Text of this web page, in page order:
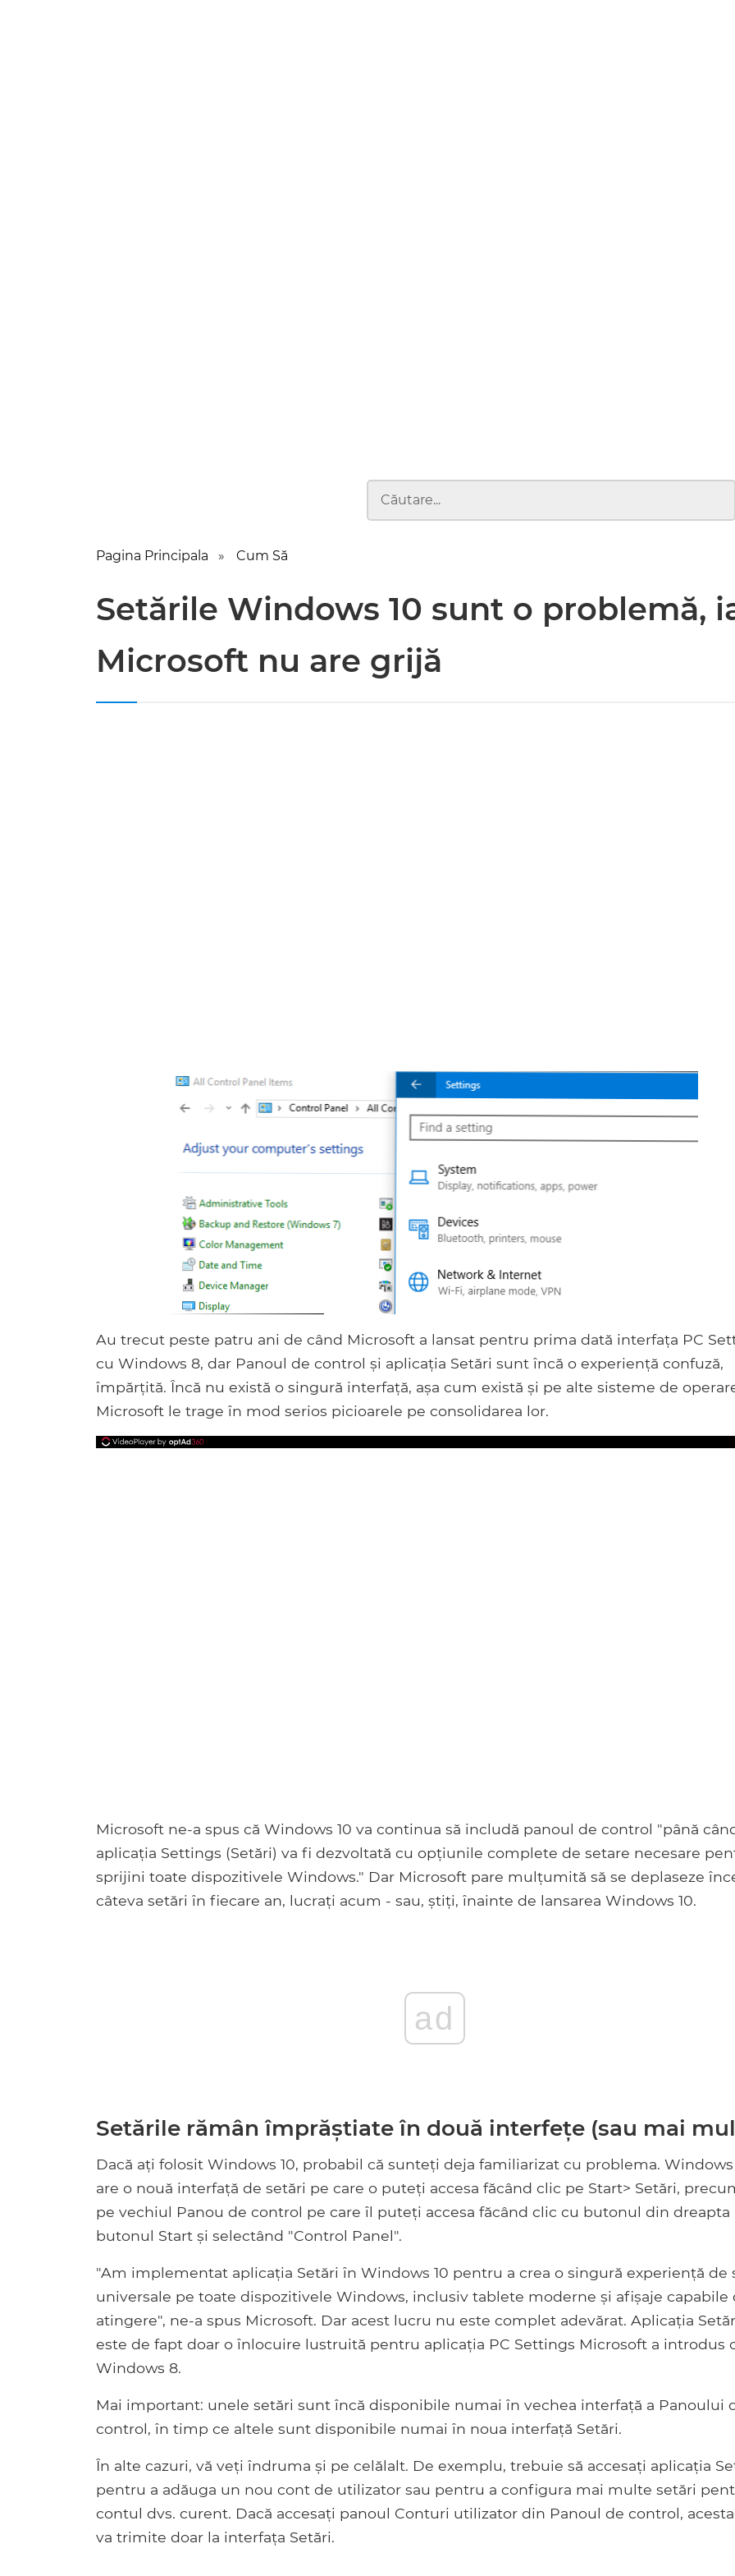
Pagina Principala Cum Să
Setările Windows 10 sunt o problemă,
Microsoft nu are grijă
Au trecut peste patru ani de când Microsoft a lansat pentru prima dată interfața PC
cu Windows 8, dar Panoul de control și aplicația Setări sunt încă o experiență confuză,
împărțită. Încă nu există o singură interfață, așa cum există și pe alte sisteme de
Microsoft le trage în mod serios picioarele pe consolidarea lor.
Microsoft ne-a spus că Windows 10 va continua să includă panoul de control "până
aplicația Settings (Setări) va fi dezvoltată cu opțiunile complete de setare necesare
sprijini toate dispozitivele Windows." Dar Microsoft pare mulțumită să se deplaseze
câteva setări în fiecare an, lucrați acum - sau, știți, înainte de lansarea Windows 10.
ad
Setările rămân împrăștiate în două interfețe (sau mai
Dacă ați folosit Windows 10, probabil că sunteți deja familiarizat cu problema. Windows
are o nouă interfață de setări pe care o puteți accesa făcând clic pe Start> Setări,
pe vechiul Panou de control pe care îl puteți accesa făcând clic cu butonul din dreapta
butonul Start și selectând "Control Panel".
"Am implementat aplicația Setări în Windows 10 pentru a crea o singură experiență de
universale pe toate dispozitivele Windows, inclusiv tablete moderne și afișaje capabile
atingere", ne-a spus Microsoft. Dar acest lucru nu este complet adevărat. Aplicația
este de fapt doar o înlocuire lustruită pentru aplicația PC Settings Microsoft a introdus
Windows 8.
Mai important: unele setări sunt încă disponibile numai în vechea interfață a Panoului
control, în timp ce altele sunt disponibile numai în noua interfață Setări.
În alte cazuri, vă veți îndruma și pe celălalt. De exemplu, trebuie să accesați aplicația
pentru a adăuga un nou cont de utilizator sau pentru a configura mai multe setări
contul dvs. curent. Dacă accesați panoul Conturi utilizator din Panoul de control,
va trimite doar la interfața Setări.